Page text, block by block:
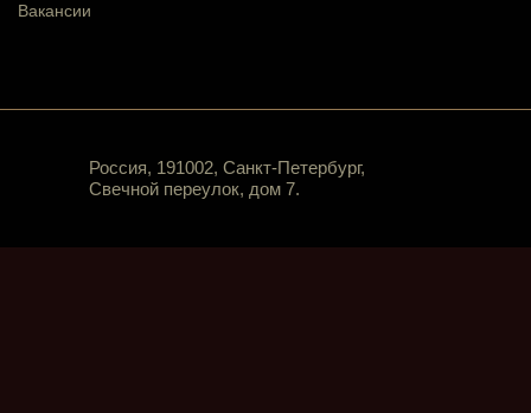
Вакансии
Россия, 191002, Санкт-Петербург,
Свечной переулок, дом 7.